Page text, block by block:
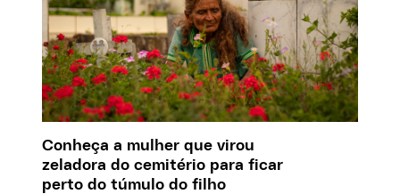
Conheça a mulher que virou
zeladora do cemitério para ficar
perto do túmulo do filho